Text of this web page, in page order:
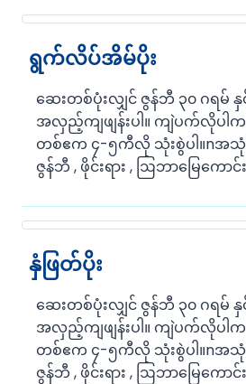
ရွက်လိပ်အိမ်ပိုး
ဆေးတစ်ပုံးလျှင် ဇွန်ဘီ ၃၀ ဂရမ် နှင့်
အလှည့်ကျဖျန်းပါ။ ကျဲပက်လိုပါ
တစ်ဧက ၄-၅ကီလို သုံးစွဲပါ။nအသုံ
ဇွန်ဘီ , ဖိုင်းရား , ဩဘာမြေကောင်
နှံဖြတ်ပိုး
ဆေးတစ်ပုံးလျှင် ဇွန်ဘီ ၃၀ ဂရမ် နှင့်
အလှည့်ကျဖျန်းပါ။ ကျဲပက်လိုပါ
တစ်ဧက ၄-၅ကီလို သုံးစွဲပါ။nအသုံ
ဇွန်ဘီ , ဖိုင်းရား , ဩဘာမြေကောင်